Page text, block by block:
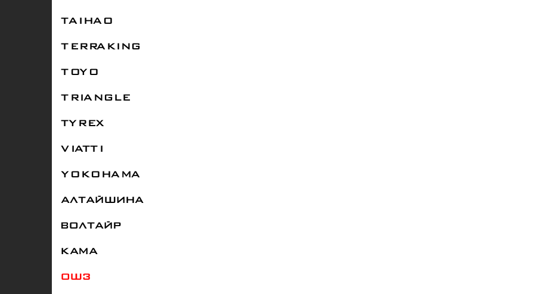
TAIHAO
TERRAKING
TOYO
TRIANGLE
TYREX
VIATTI
YOKOHAMA
АЛТАЙШИНА
ВОЛТАЙР
КАМА
ОШЗ